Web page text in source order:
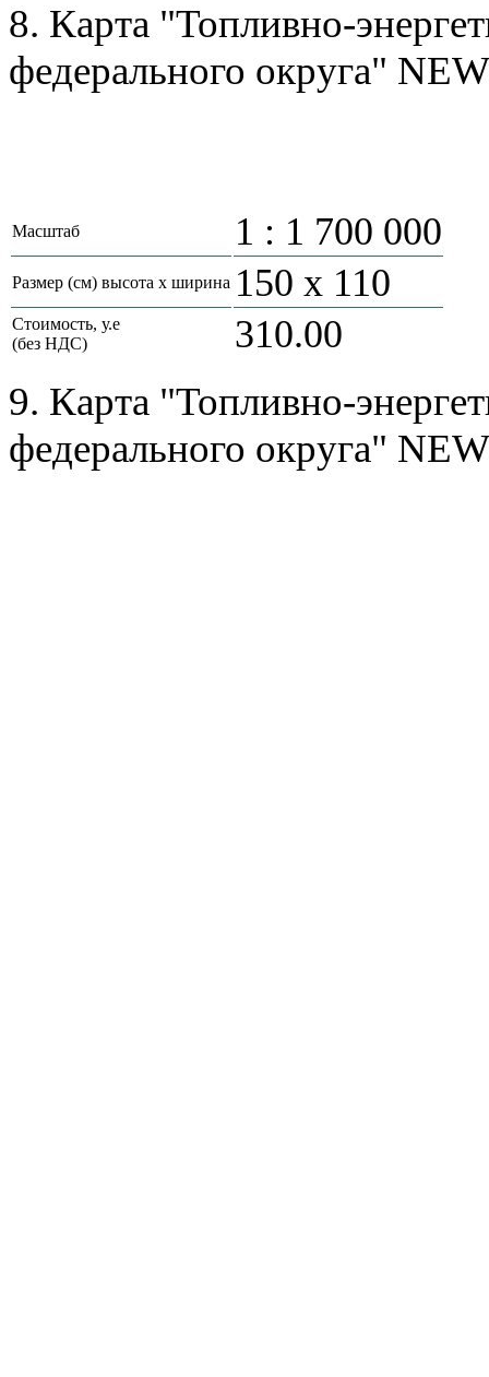
8. Карта "Топливно-
федерального округа"
Масштаб 1 : 1 700 000
Размер (см) высота х ширина 150 х 110
Стоимость, у.е
(без НДС)
310.00
9. Карта "Топливно-
федерального округа"